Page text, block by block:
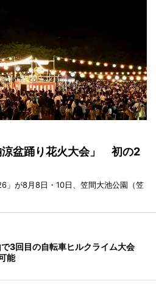
涼盆踊り花火大会」 初の2
」が8月8日・10日、笠間大池公園（笠
3回目の自転車ヒルクライム大会
能